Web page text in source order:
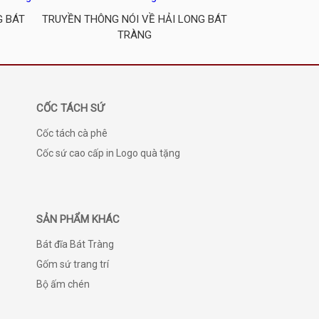
BÁT
TRUYỀN THÔNG NÓI VỀ HẢI LONG BÁT
TRÀNG
CỐC TÁCH SỨ
Cốc tách cà phê
Cốc sứ cao cấp in Logo quà tặng
SẢN PHẨM KHÁC
Bát đĩa Bát Tràng
Gốm sứ trang trí
Bộ ấm chén